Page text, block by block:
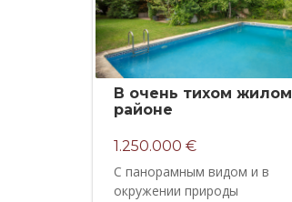
В очень тихом жилом
районе
1.250.000 €
С панорамным видом и в
окружении природы